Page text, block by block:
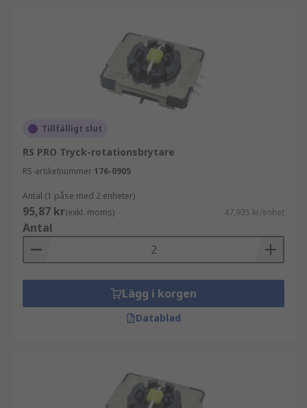
Tillfälligt slut
RS PRO Tryck-rotationsbrytare
RS-artikelnummer 176-0905
Antal (1 påse med 2 enheter)
95,87 kr(exkl. moms) 47,935 kr/enhet
Antal
Lägg i korgen
Datablad